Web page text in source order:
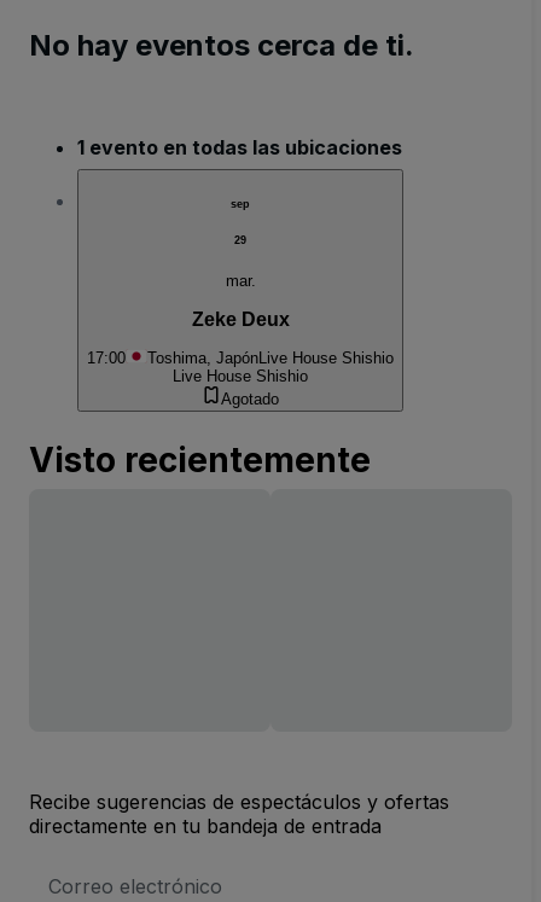
No hay eventos cerca de ti.
1 evento en todas las ubicaciones
sep
29
mar.
Zeke Deux
17:00 Toshima, JapónLive House Shishio
Live House Shishio
Agotado
Visto recientemente
Recibe sugerencias de espectáculos y ofertas
directamente en tu bandeja de entrada
de